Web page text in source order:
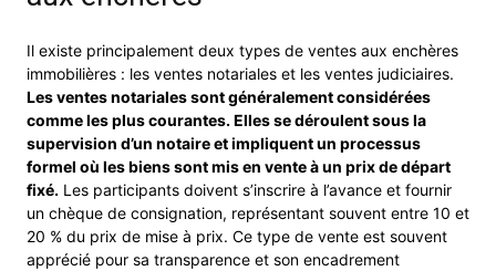
Il existe principalement deux types de ventes aux enchères
immobilières : les ventes notariales et les ventes judiciaires.
Les ventes notariales sont généralement considérées
comme les plus courantes. Elles se déroulent sous la
supervision d’un notaire et impliquent un processus
formel où les biens sont mis en vente à un prix de départ
fixé. Les participants doivent s’inscrire à l’avance et fournir
un chèque de consignation, représentant souvent entre 10 et
20 % du prix de mise à prix. Ce type de vente est souvent
apprécié pour sa transparence et son encadrement